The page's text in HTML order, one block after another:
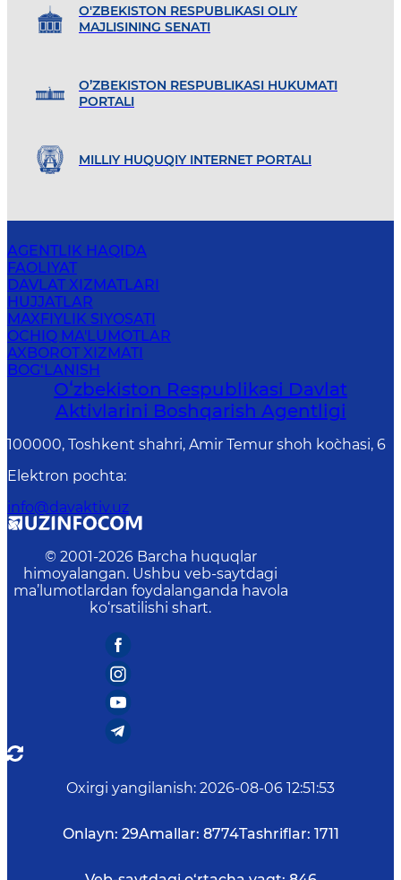
O'ZBEKISTON RESPUBLIKASI OLIY
MAJLISINING SENATI
O’ZBEKISTON RESPUBLIKASI HUKUMATI
PORTALI
MILLIY HUQUQIY INTERNET PORTALI
AGENTLIK HAQIDA
FAOLIYAT
DAVLAT XIZMATLARI
HUJJATLAR
MAXFIYLIK SIYOSATI
OCHIQ MA'LUMOTLAR
AXBOROT XIZMATI
BOG‘LANISH
Oʻzbekiston Respublikasi Davlat
Aktivlarini Boshqarish Agentligi
100000, Toshkent shahri, Amir Temur shoh ko`chasi, 6
Elektron pochta:
info@davaktiv.uz
© 2001-2026 Barcha huquqlar
himoyalangan. Ushbu veb-saytdagi
ma’lumotlardan foydalanganda havola
ko‘rsatilishi shart.
Oxirgi yangilanish: 2026-08-06 12:51:53
Onlayn: 29Amallar: 8774Tashriflar: 1711